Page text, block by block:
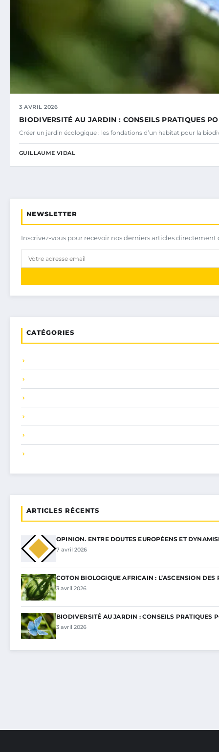
3 AVRIL 2026
BIODIVERSITÉ AU JARDIN : CONSEILS PRATIQUES
Créer un jardin écologique : les fondations d’un habitat pour la
GUILLAUME VIDAL
NEWSLETTER
Inscrivez-vous pour recevoir nos derniers articles
CATÉGORIES
ARTICLES RÉCENTS
OPINION. ENTRE DOUTES EUROPÉENS ET
7 avril 2026
COTON BIOLOGIQUE AFRICAIN : L’ASCENSION DES
3 avril 2026
BIODIVERSITÉ AU JARDIN : CONSEILS PRATIQUES
3 avril 2026